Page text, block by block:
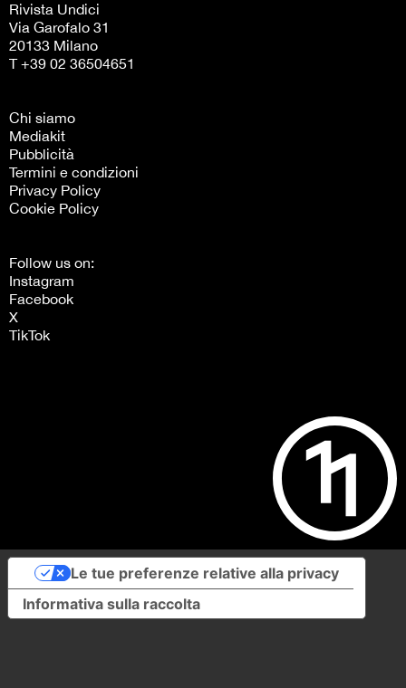
Rivista Undici
Via Garofalo 31
20133 Milano
T +39 02 36504651
Chi siamo
Mediakit
Pubblicità
Termini e condizioni
Privacy Policy
Cookie Policy
Follow us on:
Instagram
Facebook
X
TikTok
Informativa sulla raccolta
Le tue preferenze relative alla privacy